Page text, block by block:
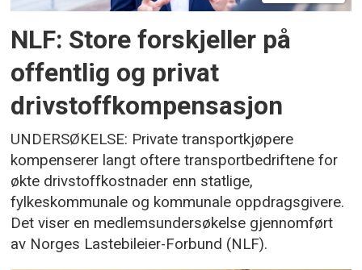
NLF: Store forskjeller på
offentlig og privat
drivstoffkompensasjon
UNDERSØKELSE: Private transportkjøpere
kompenserer langt oftere transportbedriftene for
økte drivstoffkostnader enn statlige,
fylkeskommunale og kommunale oppdragsgivere.
Det viser en medlemsundersøkelse gjennomført
av Norges Lastebileier-Forbund (NLF).